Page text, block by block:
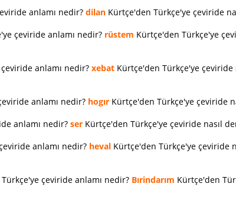
anlamı nedir? dilan Kürtçe'den Türkçe'ye çeviride
çeviride anlamı nedir? rüstem Kürtçe'den Türkçe'ye
anlamı nedir? xebat Kürtçe'den Türkçe'ye çeviride
anlamı nedir? hogır Kürtçe'den Türkçe'ye çeviride
anlamı nedir? ser Kürtçe'den Türkçe'ye çeviride nasıl
anlamı nedir? heval Kürtçe'den Türkçe'ye çeviride
çeviride anlamı nedir? Bırindarım Kürtçe'den